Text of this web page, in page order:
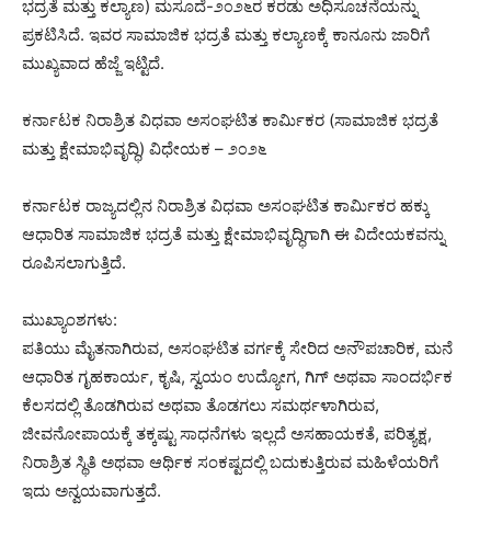
ಭದ್ರತೆ ಮತ್ತು ಕಲ್ಯಾಣ) ಮಸೂದೆ-೨೦೨೬ರ ಕರಡು ಅಧಿಸೂಚನೆಯನ್ನು
ಪ್ರಕಟಿಸಿದೆ. ಇವರ ಸಾಮಾಜಿಕ ಭದ್ರತೆ ಮತ್ತು ಕಲ್ಯಾಣಕ್ಕೆ ಕಾನೂನು ಜಾರಿಗೆ
ಮುಖ್ಯವಾದ ಹೆಜ್ಜೆ ಇಟ್ಟಿದೆ.
ಕರ್ನಾಟಕ ನಿರಾಶ್ರಿತ ವಿಧವಾ ಅಸಂಘಟಿತ ಕಾರ್ಮಿಕರ (ಸಾಮಾಜಿಕ ಭದ್ರತೆ
ಮತ್ತು ಕ್ಷೇಮಾಭಿವೃದ್ಧಿ) ವಿಧೇಯಕ – ೨೦೨೬
ಕರ್ನಾಟಕ ರಾಜ್ಯದಲ್ಲಿನ ನಿರಾಶ್ರಿತ ವಿಧವಾ ಅಸಂಘಟಿತ ಕಾರ್ಮಿಕರ ಹಕ್ಕು
ಆಧಾರಿತ ಸಾಮಾಜಿಕ ಭದ್ರತೆ ಮತ್ತು ಕ್ಷೇಮಾಭಿವೃದ್ಧಿಗಾಗಿ ಈ ವಿದೇಯಕವನ್ನು
ರೂಪಿಸಲಾಗುತ್ತಿದೆ.
ಮುಖ್ಯಾಂಶಗಳು:
ಪತಿಯು ಮೈತನಾಗಿರುವ, ಅಸಂಘಟಿತ ವರ್ಗಕ್ಕೆ ಸೇರಿದ ಅನೌಪಚಾರಿಕ, ಮನೆ
ಆಧಾರಿತ ಗೃಹಕಾರ್ಯ, ಕೃಷಿ, ಸ್ವಯಂ ಉದ್ಯೋಗ, ಗಿಗ್ ಅಥವಾ ಸಾಂದರ್ಭಿಕ
ಕೆಲಸದಲ್ಲಿ ತೊಡಗಿರುವ ಅಥವಾ ತೊಡಗಲು ಸಮರ್ಥಳಾಗಿರುವ,
ಜೀವನೋಪಾಯಕ್ಕೆ ತಕ್ಕಷ್ಟು ಸಾಧನೆಗಳು ಇಲ್ಲದೆ ಅಸಹಾಯಕತೆ, ಪರಿತ್ಯಕ್ಷ,
ನಿರಾಶ್ರಿತ ಸ್ಥಿತಿ ಅಥವಾ ಆರ್ಥಿಕ ಸಂಕಷ್ಟದಲ್ಲಿ ಬದುಕುತ್ತಿರುವ ಮಹಿಳೆಯರಿಗೆ
ಇದು ಅನ್ವಯವಾಗುತ್ತದೆ.